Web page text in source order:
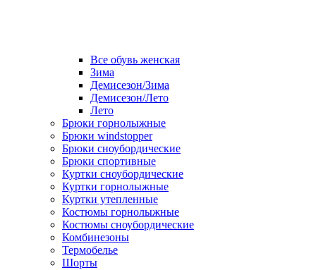
Все обувь женская
Зима
Демисезон/Зима
Демисезон/Лето
Лето
Брюки горнолыжные
Брюки windstopper
Брюки сноубордические
Брюки спортивные
Куртки сноубордические
Куртки горнолыжные
Куртки утепленные
Костюмы горнолыжные
Костюмы сноубордические
Комбинезоны
Термобелье
Шорты